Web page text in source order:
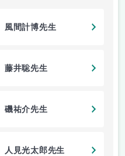
風間計博先生
藤井聡先生
磯祐介先生
人見光太郎先生